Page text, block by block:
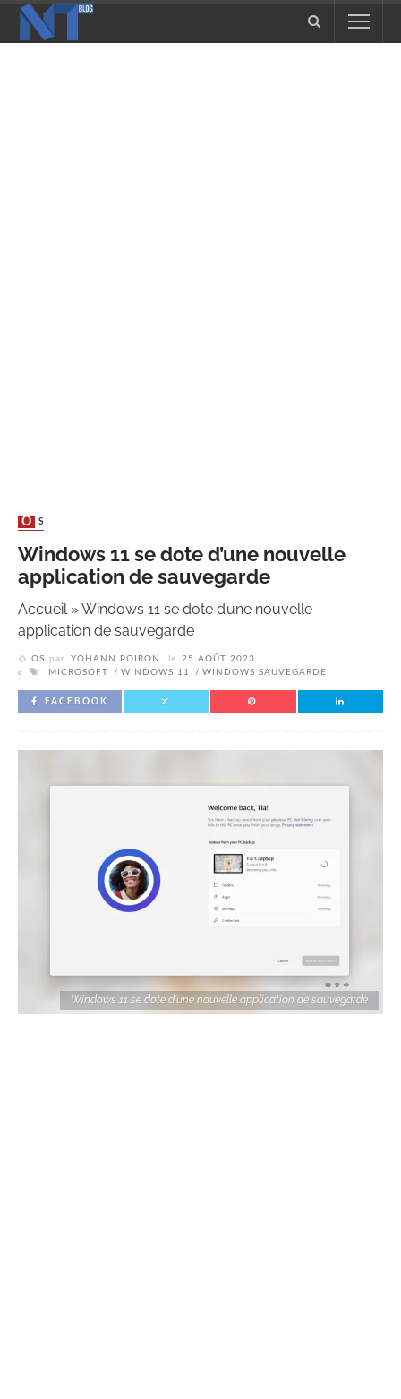
OS
Windows 11 se dote d’une nouvelle
application de sauvegarde
Accueil»Windows 11 se dote d’une nouvelle
application de sauvegarde
OS par YOHANN POIRON le
25 AOÛT 2023
MICROSOFT
WINDOWS 11 WINDOWS SAUVEGARDE
FACEBOOK
Windows 11 se dote d'une nouvelle application de sauvegarde